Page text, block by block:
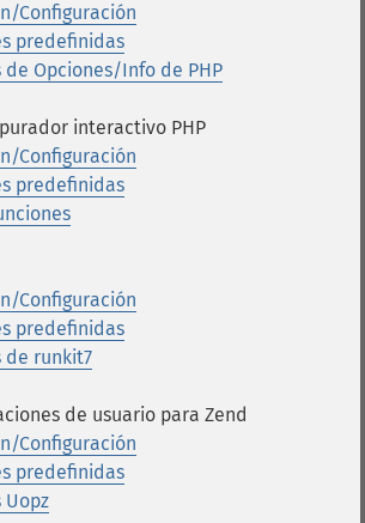
Configuración
predefinidas
de Opciones/Info de PHP
interactivo PHP
Configuración
predefinidas
Configuración
predefinidas
de runkit7
de usuario para Zend
Configuración
predefinidas
Uopz